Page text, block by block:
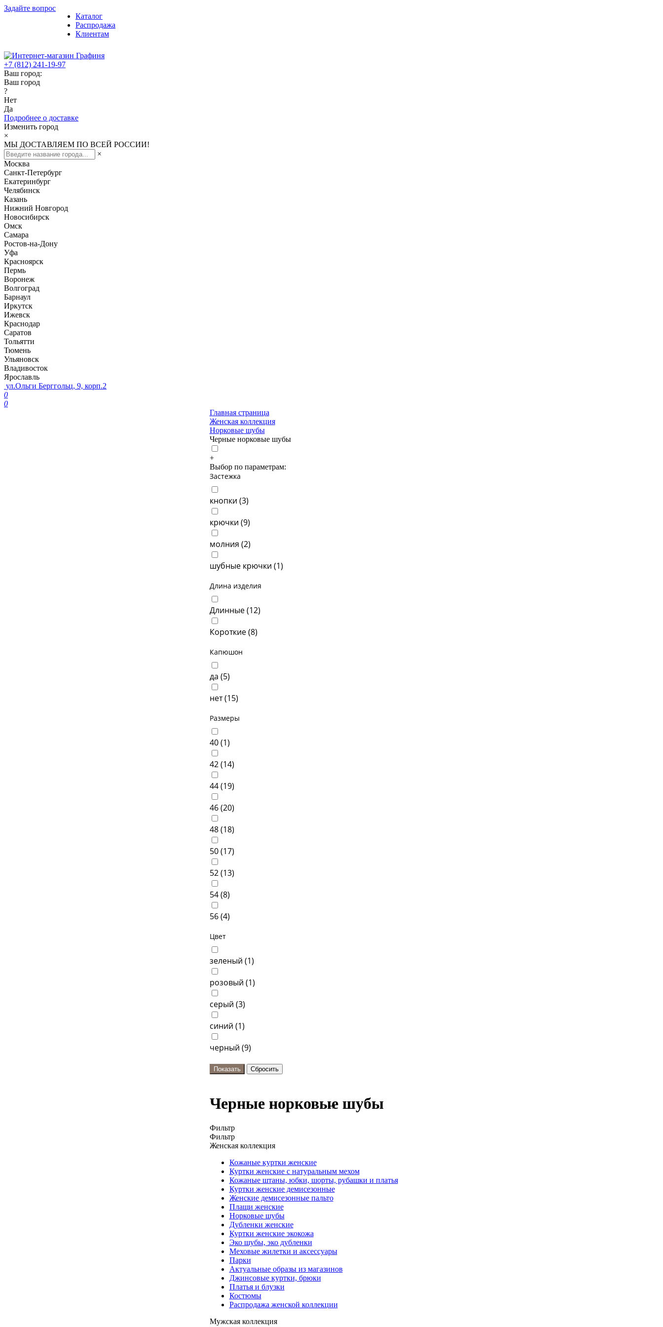
Задайте вопрос
Каталог
Распродажа
Клиентам
+7 (812) 241-19-97
Ваш город:
Ваш город
?
Нет
Да
Подробнее о доставке
Изменить город
×
МЫ ДОСТАВЛЯЕМ ПО ВСЕЙ РОССИИ!
×
Москва
Санкт-Петербург
Екатеринбург
Челябинск
Казань
Нижний Новгород
Новосибирск
Омск
Самара
Ростов-на-Дону
Уфа
Красноярск
Пермь
Воронеж
Волгоград
Барнаул
Иркутск
Ижевск
Краснодар
Саратов
Тольятти
Тюмень
Ульяновск
Владивосток
Ярославль
ул.Ольги Берггольц, 9, корп.2
0
0
Главная страница
Женская коллекция
Норковые шубы
Черные норковые шубы
+
Выбор по параметрам:
Застежка
кнопки (3)
крючки (9)
молния (2)
шубные крючки (1)
Длина изделия
Длинные (12)
Короткие (8)
Капюшон
да (5)
нет (15)
Размеры
40 (1)
42 (14)
44 (19)
46 (20)
48 (18)
50 (17)
52 (13)
54 (8)
56 (4)
Цвет
зеленый (1)
розовый (1)
серый (3)
синий (1)
черный (9)
Черные норковые шубы
Фильтр
Фильтр
Женская коллекция
Кожаные куртки женские
Куртки женские с натуральным мехом
Кожаные штаны, юбки, шорты, рубашки и платья
Куртки женские демисезонные
Женские демисезонные пальто
Плащи женские
Норковые шубы
Дубленки женские
Куртки женские экокожа
Эко шубы, эко дубленки
Меховые жилетки и аксессуары
Парки
Актуальные образы из магазинов
Джинсовые куртки, брюки
Платья и блузки
Костюмы
Распродажа женской коллекции
Мужская коллекция